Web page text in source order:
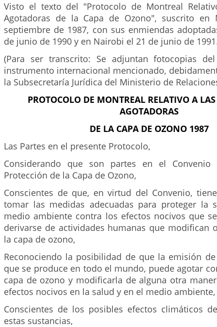
Visto el texto del "Protocolo de Montreal
Agotadoras de la Capa de Ozono", suscrito
septiembre de 1987, con sus enmiendas
de junio de 1990 y en Nairobi el 21 de junio de
(Para ser transcrito: Se adjuntan fotocopias
instrumento internacional mencionado,
la Subsecretaría Jurídica del Ministerio de
PROTOCOLO DE MONTREAL RELATIVO A
AGOTADORAS
DE LA CAPA DE OZONO 1987
Las Partes en el presente Protocolo,
Considerando que son partes en el
Protección de la Capa de Ozono,
Conscientes de que, en virtud del Convenio,
tomar las medidas adecuadas para proteger la
medio ambiente contra los efectos nocivos que
derivarse de actividades humanas que modifican
la capa de ozono,
Reconociendo la posibilidad de que la emisión
que se produce en todo el mundo, puede agotar
capa de ozono y modificarla de alguna otra
efectos nocivos en la salud y en el medio ambiente,
Conscientes de los posibles efectos climáticos
estas sustancias,